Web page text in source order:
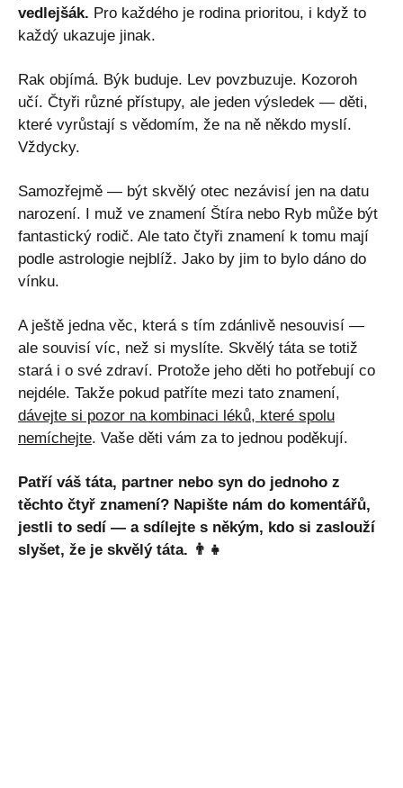
vedlejšák. Pro každého je rodina prioritou, i když to
každý ukazuje jinak.
Rak objímá. Býk buduje. Lev povzbuzuje. Kozoroh
učí. Čtyři různé přístupy, ale jeden výsledek — děti,
které vyrůstají s vědomím, že na ně někdo myslí.
Vždycky.
Samozřejmě — být skvělý otec nezávisí jen na datu
narození. I muž ve znamení Štíra nebo Ryb může být
fantastický rodič. Ale tato čtyři znamení k tomu mají
podle astrologie nejblíž. Jako by jim to bylo dáno do
vínku.
A ještě jedna věc, která s tím zdánlivě nesouvisí —
ale souvisí víc, než si myslíte. Skvělý táta se totiž
stará i o své zdraví. Protože jeho děti ho potřebují co
nejdéle. Takže pokud patříte mezi tato znamení,
dávejte si pozor na kombinaci léků, které spolu
nemíchejte. Vaše děti vám za to jednou poděkují.
Patří váš táta, partner nebo syn do jednoho z
těchto čtyř znamení? Napište nám do komentářů,
jestli to sedí — a sdílejte s někým, kdo si zaslouží
slyšet, že je skvělý táta. 👨‍👧